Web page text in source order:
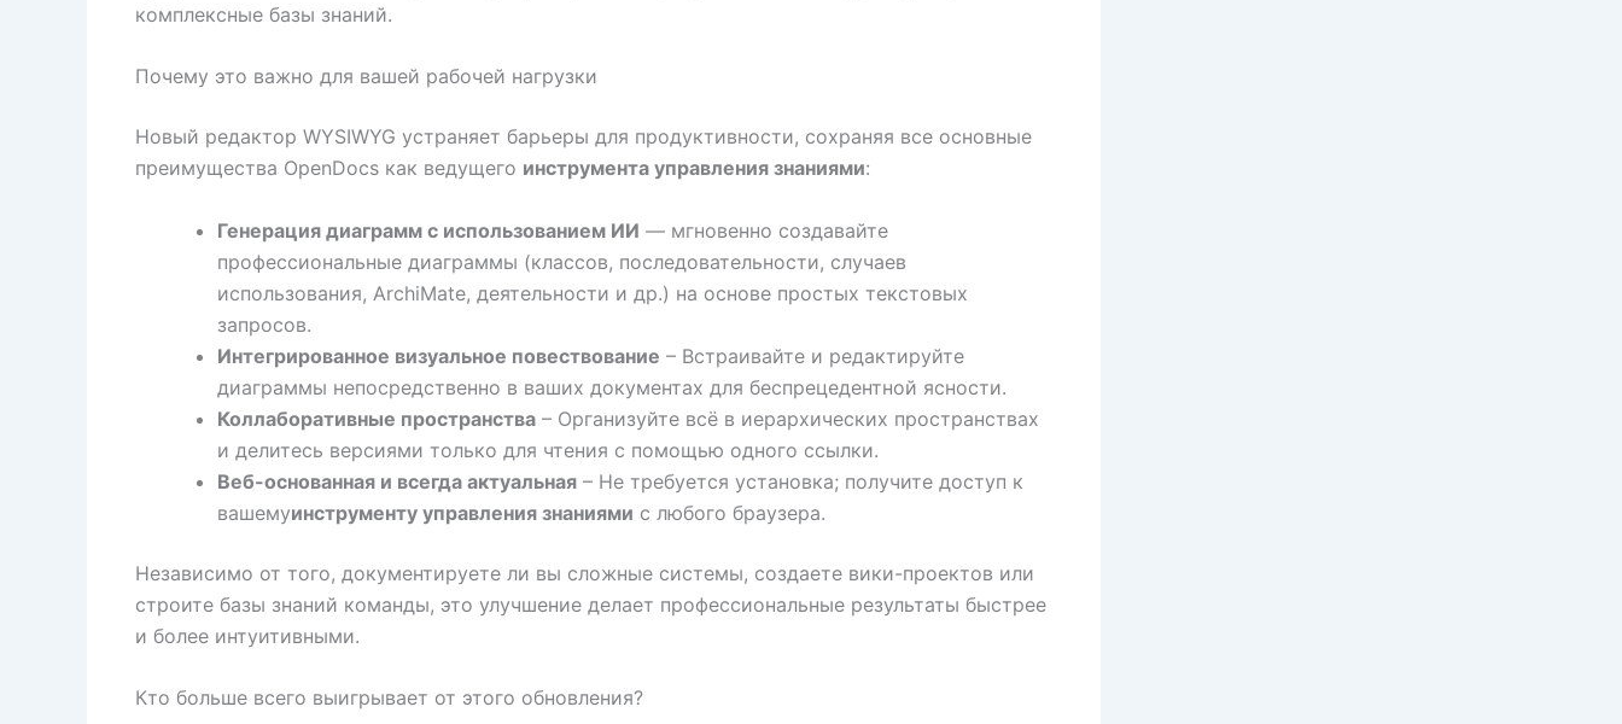
комплексные базы знаний.
Почему это важно для вашей рабочей нагрузки
Новый редактор WYSIWYG устраняет барьеры для продуктивности, сохраняя все основные
преимущества OpenDocs как ведущего инструмента управления знаниями:
Генерация диаграмм с использованием ИИ — мгновенно создавайте
профессиональные диаграммы (классов, последовательности, случаев
использования, ArchiMate, деятельности и др.) на основе простых текстовых
запросов.
Интегрированное визуальное повествование – Встраивайте и редактируйте
диаграммы непосредственно в ваших документах для беспрецедентной ясности.
Коллаборативные пространства – Организуйте всё в иерархических пространствах
и делитесь версиями только для чтения с помощью одного ссылки.
Веб-основанная и всегда актуальная – Не требуется установка; получите доступ к
вашемуинструменту управления знаниями с любого браузера.
Независимо от того, документируете ли вы сложные системы, создаете вики-проектов или
строите базы знаний команды, это улучшение делает профессиональные результаты быстрее
и более интуитивными.
Кто больше всего выигрывает от этого обновления?